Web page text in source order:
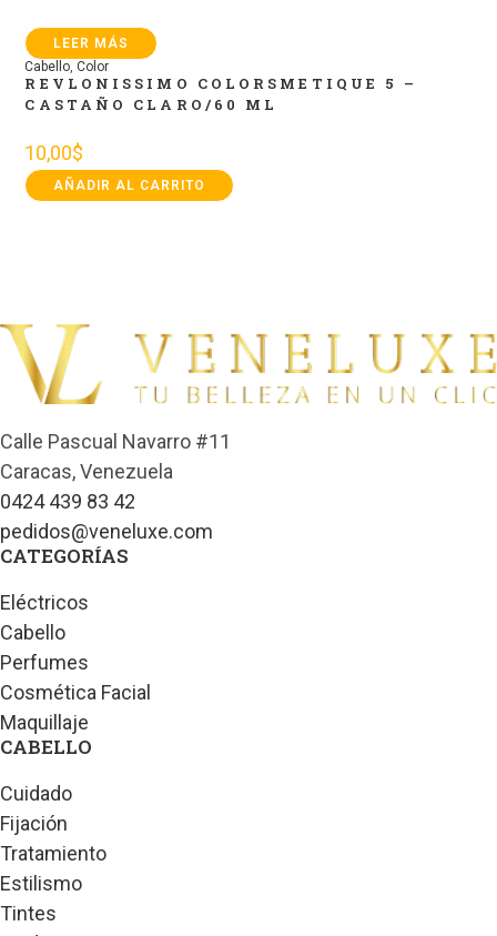
LEER MÁS
Cabello,Color
REVLONISSIMO COLORSMETIQUE 5 –
CASTAÑO CLARO/60 ML
10,00$
AÑADIR AL CARRITO
Calle Pascual Navarro #11
Caracas, Venezuela
0424 439 83 42
pedidos@veneluxe.com
CATEGORÍAS
Eléctricos
Cabello
Perfumes
Cosmética Facial
Maquillaje
CABELLO
Cuidado
Fijación
Tratamiento
Estilismo
Tintes